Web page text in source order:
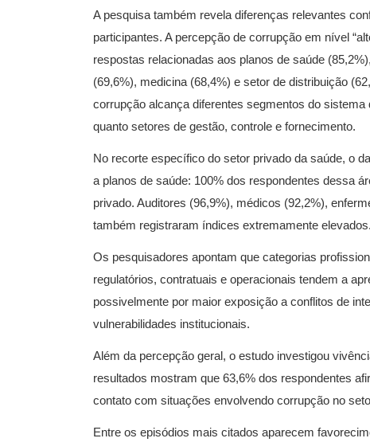
A pesquisa também revela diferenças relevantes
participantes. A percepção de corrupção em nível
respostas relacionadas aos planos de saúde
(69,6%), medicina (68,4%) e setor de distribuição
corrupção alcança diferentes segmentos do
quanto setores de gestão, controle e fornecimento.​
No recorte específico do setor privado da saúde, o
a planos de saúde: 100% dos respondentes dessa
privado. Auditores (96,9%), médicos (92,2%),
também registraram índices extremamente elevados.​
Os pesquisadores apontam que categorias
regulatórios, contratuais e operacionais tendem a
possivelmente por maior exposição a conflitos de
vulnerabilidades institucionais.​
Além da percepção geral, o estudo investigou
resultados mostram que 63,6% dos respondentes
contato com situações envolvendo corrupção no
Entre os episódios mais citados aparecem